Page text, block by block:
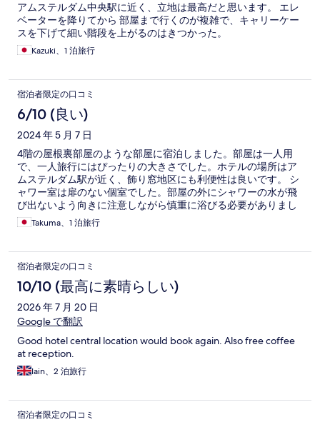
アムステルダム中央駅に近く、立地は最高だと思います。 エレ
ベーターを降りてから 部屋まで行くのが複雑で、キャリーケー
スを下げて細い階段を上がるのはきつかった。
Kazuki、1 泊旅行
宿泊者限定の口コミ
6/10 (良い)
2024 年 5 月 7 日
4階の屋根裏部屋のような部屋に宿泊しました。部屋は一人用
で、一人旅行にはぴったりの大きさでした。ホテルの場所はア
ムステルダム駅が近く、飾り窓地区にも利便性は良いです。 シ
ャワー室は扉のない個室でした。部屋の外にシャワーの水が飛
び出ないよう向きに注意しながら慎重に浴びる必要がありまし
た。 それ以外は特に不満はありません。
Takuma、1 泊旅行
宿泊者限定の口コミ
10/10 (最高に素晴らしい)
2026 年 7 月 20 日
Google で翻訳
Good hotel central location would book again. Also free coffee
at reception.
Iain、2 泊旅行
宿泊者限定の口コミ